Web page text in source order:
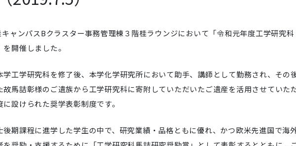
ャンパスBクラスター事務管理棟３階桂ラウンジにおいて「令和元年度工学研究科
開催しました。
工学研究科を修了後、本学化学研究所において助手、講師として勤務され、その
故馬詰彰様のご遺族から工学研究科に寄附していただいたご遺産を活用させていた
設けられた奨学表彰制度です。
期課程に進学した学生の中で、研究業績・品格ともに優れ、かつ欧米先進国で海